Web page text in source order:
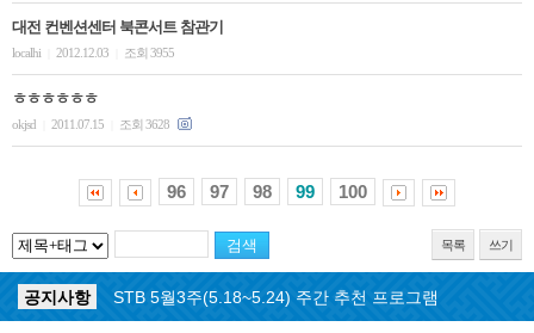
대전 컨벤션센터 북콘서트 참관기
localhi 2012.12.03 조회 3955
ㅎㅎㅎㅎㅎㅎ
okjsd 2011.07.15 조회 3628
96 97 98 99 100
목록 쓰기
공지사항
STB 5월4주(5.25~5.31) 주간 추천 프로그램
공지사항
STB 5월3주(5.18~5.24) 주간 추천 프로그램
공지사항
STB 4월마지막주(4.27~5.3) 주간 추천 프로그램